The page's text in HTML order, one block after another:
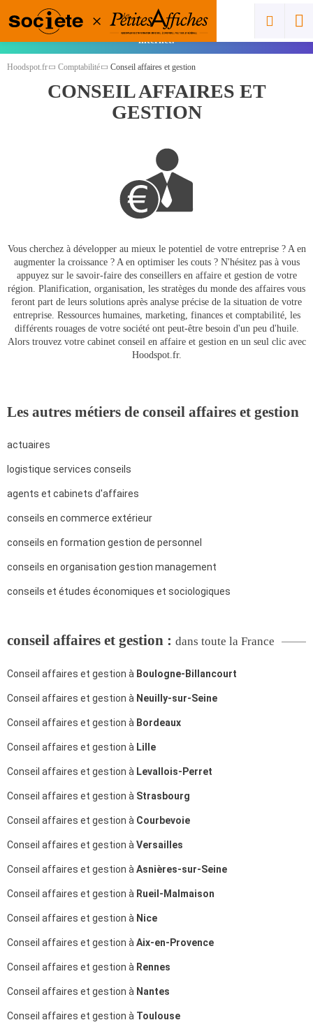
Vous êtes un pro ? Cliquez ici pour ajouter
gratuitement votre spot et gagner en visibilité sur
internet.
Hoodspot.fr Comptabilité Conseil affaires et gestion
CONSEIL AFFAIRES ET
GESTION
Vous cherchez à développer au mieux le potentiel de votre entreprise ? A en
augmenter la croissance ? A en optimiser les couts ? N'hésitez pas à vous
appuyez sur le savoir-faire des conseillers en affaire et gestion de votre
région. Planification, organisation, les stratèges du monde des affaires vous
feront part de leurs solutions après analyse précise de la situation de votre
entreprise. Ressources humaines, marketing, finances et comptabilité, les
différents rouages de votre société ont peut-être besoin d'un peu d'huile.
Alors trouvez votre cabinet conseil en affaire et gestion en un seul clic avec
Hoodspot.fr.
Les autres métiers de conseil affaires et gestion
actuaires
logistique services conseils
agents et cabinets d'affaires
conseils en commerce extérieur
conseils en formation gestion de personnel
conseils en organisation gestion management
conseils et études économiques et sociologiques
conseil affaires et gestion : dans toute la France
Conseil affaires et gestion à Boulogne-Billancourt
Conseil affaires et gestion à Neuilly-sur-Seine
Conseil affaires et gestion à Bordeaux
Conseil affaires et gestion à Lille
Conseil affaires et gestion à Levallois-Perret
Conseil affaires et gestion à Strasbourg
Conseil affaires et gestion à Courbevoie
Conseil affaires et gestion à Versailles
Conseil affaires et gestion à Asnières-sur-Seine
Conseil affaires et gestion à Rueil-Malmaison
Conseil affaires et gestion à Nice
Conseil affaires et gestion à Aix-en-Provence
Conseil affaires et gestion à Rennes
Conseil affaires et gestion à Nantes
Conseil affaires et gestion à Toulouse